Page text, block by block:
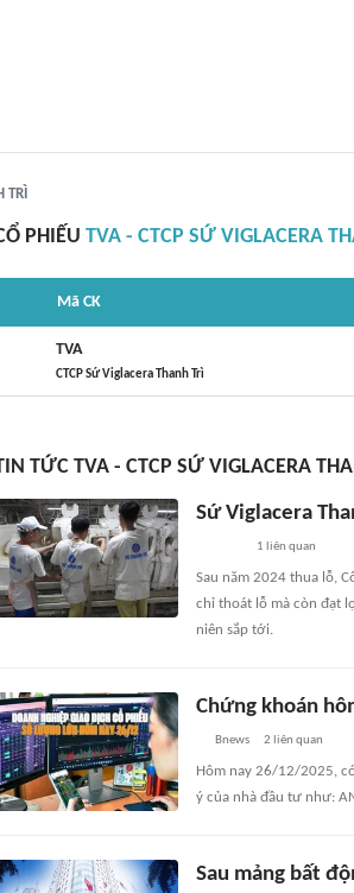
TRÌ
PHIẾU TVA - CTCP SỨ VIGLACERA
Mã CK
TVA
CTCP Sứ Viglacera Thanh Trì
TỨC TVA - CTCP SỨ VIGLACERA
Sứ Viglacera
1 liên quan
Sau năm 2024 thua lỗ,
chỉ thoát lỗ mà còn đạt
niên sắp tới.
Chứng khoán
Bnews 2 liên quan
Hôm nay 26/12/2025,
ý của nhà đầu tư như:
Sau mảng bất